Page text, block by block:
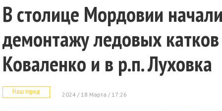
В столице Мордовии
демонтажу ледовых
Коваленко и в р.п. Луховка
Наш город 2024 / 18 Марта / 17:26